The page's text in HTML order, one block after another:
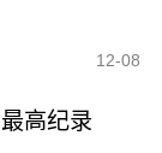
12-08
高纪录